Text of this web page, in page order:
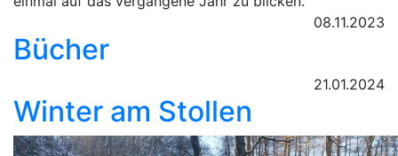
08.11.2023
Bücher
21.01.2024
Winter am Stollen